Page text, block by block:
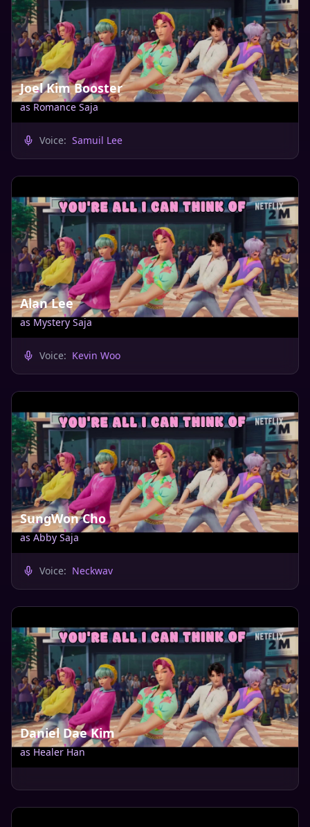
Joel Kim Booster
asRomance Saja
Voice: Samuil Lee
Alan Lee
asMystery Saja
Voice: Kevin Woo
SungWon Cho
asAbby Saja
Voice: Neckwav
Daniel Dae Kim
as Healer Han